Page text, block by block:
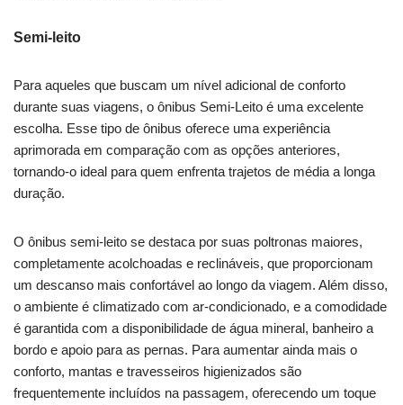
Semi-leito
Para aqueles que buscam um nível adicional de conforto
durante suas viagens, o ônibus Semi-Leito é uma excelente
escolha. Esse tipo de ônibus oferece uma experiência
aprimorada em comparação com as opções anteriores,
tornando-o ideal para quem enfrenta trajetos de média a longa
duração.
O ônibus semi-leito se destaca por suas poltronas maiores,
completamente acolchoadas e reclináveis, que proporcionam
um descanso mais confortável ao longo da viagem. Além disso,
o ambiente é climatizado com ar-condicionado, e a comodidade
é garantida com a disponibilidade de água mineral, banheiro a
bordo e apoio para as pernas. Para aumentar ainda mais o
conforto, mantas e travesseiros higienizados são
frequentemente incluídos na passagem, oferecendo um toque